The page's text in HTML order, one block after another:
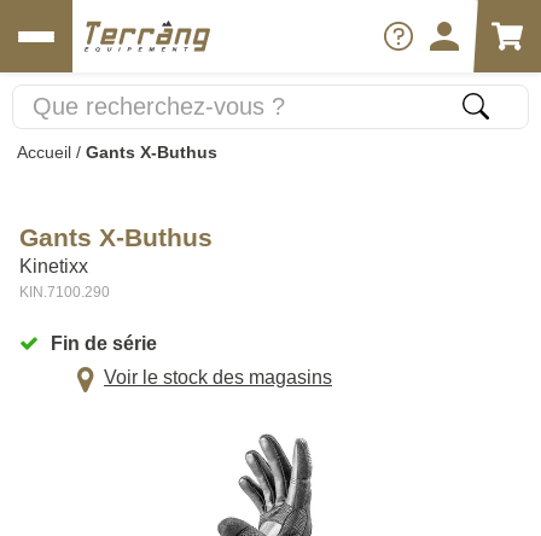
Accueil / Gants X-Buthus
Gants X-Buthus
Kinetixx
KIN.7100.290
Fin de série
Voir le stock des magasins